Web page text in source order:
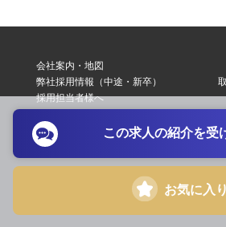
会社案内・地図
弊社採用情報（中途・新卒）
採用担当者様へ
この求人の紹介を受
お気に入り